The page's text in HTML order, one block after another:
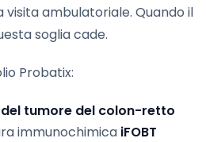
ambulatoriale. Quando il
soglia cade.
Probatix:
tumore del colon-retto
immunochimica iFOBT